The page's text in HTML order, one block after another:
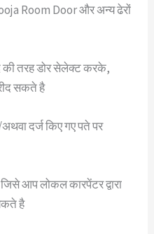
Room Door और अन्य ढेरों
की तरह डोर सेलेक्ट करके,
सकते है
दर्ज किए गए पते पर
आप लोकल कारपेंटर द्वारा
है